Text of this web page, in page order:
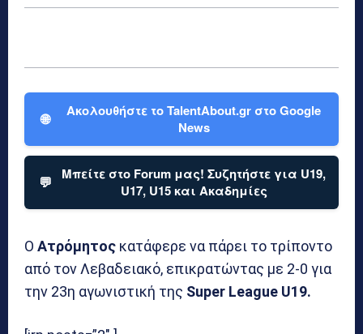
🌐
Ακολουθήστε το TalentAbout.gr στο Google
News
💬
Μπείτε στο Forum μας! Συζητήστε για U19,
U17, U15 και Ακαδημίες
Ο Ατρόμητος κατάφερε να πάρει το τρίποντο
από τον Λεβαδειακό, επικρατώντας με 2-0 για
την 23η αγωνιστική της Super League U19.